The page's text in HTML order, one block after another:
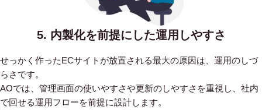
5. 内製化を前提にした運用しやすさ
せっかく作ったECサイトが放置される最大の原因は、運用のしづ
らさです。
AOでは、管理画面の使いやすさや更新のしやすさを重視し、社内
で回せる運用フローを前提に設計します。